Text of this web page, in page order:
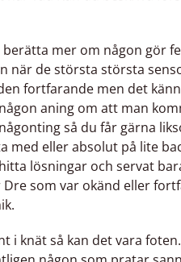
mer om någon gör
när de största största
fortfarande men det
aning om att man
så du får gärna
med eller absolut på lite
lösningar och servat
som var okänd eller
i knät så kan det vara